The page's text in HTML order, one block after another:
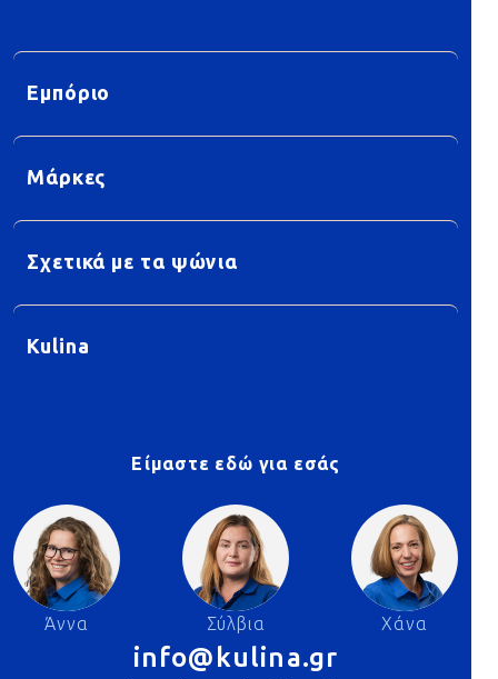
Εμπόριο
Μάρκες
Σχετικά με τα ψώνια
Kulina
Είμαστε εδώ για εσάς
Άννα Σύλβια Χάνα
info@kulina.gr